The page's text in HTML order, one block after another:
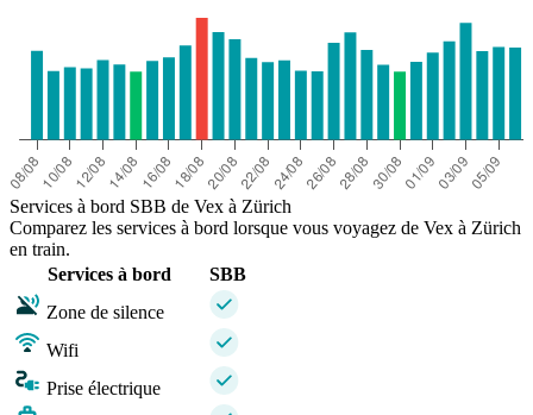
Services à bord SBB de Vex à Zürich
Comparez les services à bord lorsque vous voyagez de Vex à Zürich
en train.
Services à bord
SBB
Zone de silence
Wifi
Prise électrique